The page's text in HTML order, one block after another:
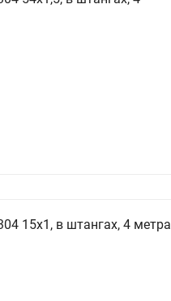
15х1, в штангах, 4 метра